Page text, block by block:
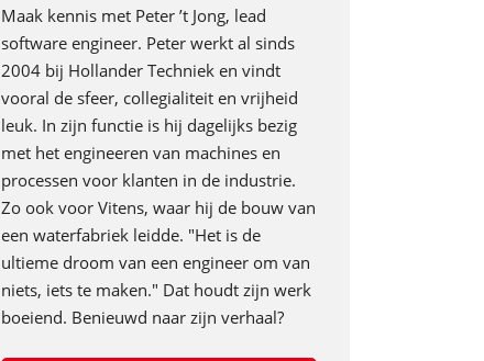
Maak kennis met Peter ’t Jong, lead
software engineer. Peter werkt al sinds
2004 bij Hollander Techniek en vindt
vooral de sfeer, collegialiteit en vrijheid
leuk. In zijn functie is hij dagelijks bezig
met het engineeren van machines en
processen voor klanten in de industrie.
Zo ook voor Vitens, waar hij de bouw van
een waterfabriek leidde. "Het is de
ultieme droom van een engineer om van
niets, iets te maken." Dat houdt zijn werk
boeiend. Benieuwd naar zijn verhaal?